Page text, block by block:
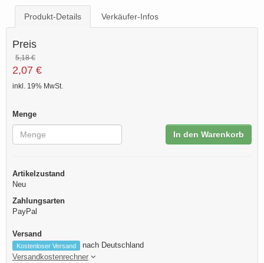
Produkt-Details Verkäufer-Infos
Preis
5,18 €
2,07 €
inkl. 19% MwSt.
Menge
In den Warenkorb
Artikelzustand
Neu
Zahlungsarten
PayPal
Versand
Kostenloser Versand
nach Deutschland
Versandkostenrechner